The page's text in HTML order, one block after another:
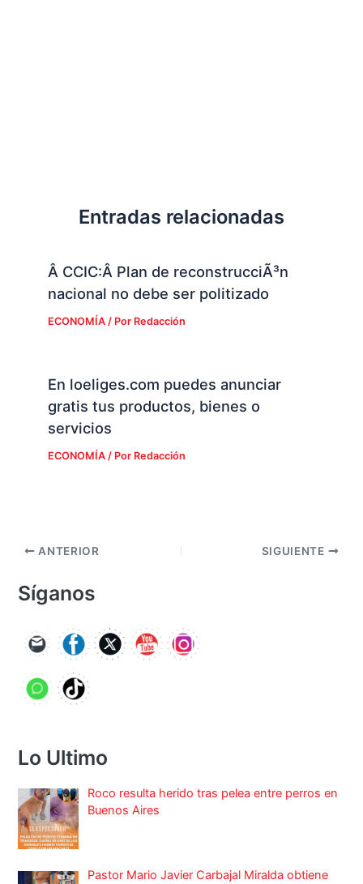
Entradas relacionadas
Â CCIC:Â Plan de reconstrucciÃ³n
nacional no debe ser politizado
ECONOMÍA/ Por Redacción
En loeliges.com puedes anunciar
gratis tus productos, bienes o
servicios
ECONOMÍA/ Por Redacción
ANTERIOR SIGUIENTE
Síganos
Lo Ultimo
Roco resulta herido tras pelea entre perros en
Buenos Aires
Pastor Mario Javier Carbajal Miralda obtiene